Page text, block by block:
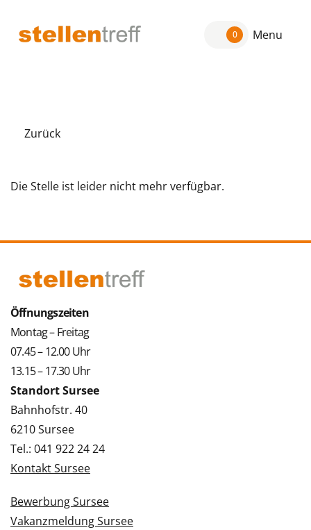
0 Menu
Zurück
Die Stelle ist leider nicht mehr verfügbar.
Öffnungszeiten
Montag – Freitag
07.45 – 12.00 Uhr
13.15 – 17.30 Uhr
Standort Sursee
Bahnhofstr. 40
6210 Sursee
Tel.: 041 922 24 24
Kontakt Sursee
Bewerbung Sursee
Vakanzmeldung Sursee